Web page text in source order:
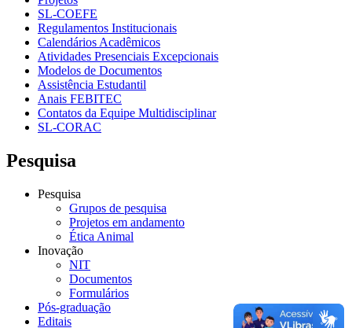
SL-COEFE
Regulamentos Institucionais
Calendários Acadêmicos
Atividades Presenciais Excepcionais
Modelos de Documentos
Assistência Estudantil
Anais FEBITEC
Contatos da Equipe Multidisciplinar
SL-CORAC
Pesquisa
Pesquisa
Grupos de pesquisa
Projetos em andamento
Ética Animal
Inovação
NIT
Documentos
Formulários
Pós-graduação
Editais